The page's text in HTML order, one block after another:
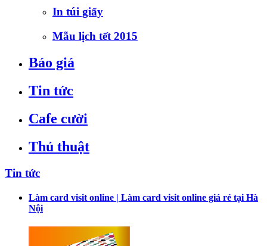
In túi giấy
Mẫu lịch tết 2015
Báo giá
Tin tức
Cafe cười
Thủ thuật
Tin tức
Làm card visit online | Làm card visit online giá rẻ tại Hà
Nội